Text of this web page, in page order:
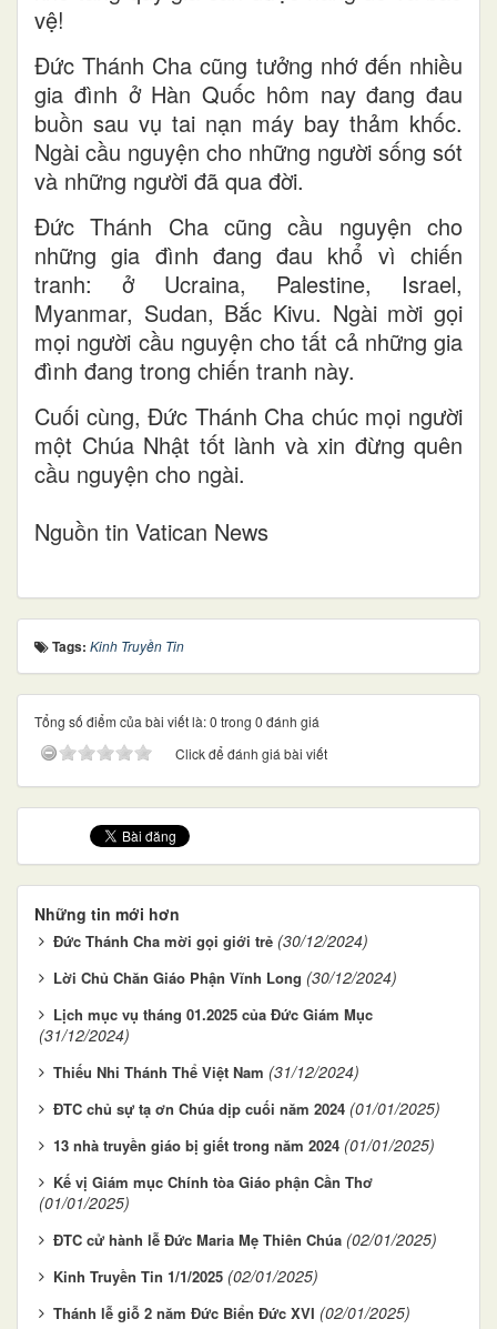
vệ!
Đức Thánh Cha cũng tưởng nhớ đến nhiều
gia đình ở Hàn Quốc hôm nay đang đau
buồn sau vụ tai nạn máy bay thảm khốc.
Ngài cầu nguyện cho những người sống sót
và những người đã qua đời.
Đức Thánh Cha cũng cầu nguyện cho
những gia đình đang đau khổ vì chiến
tranh: ở Ucraina, Palestine, Israel,
Myanmar, Sudan, Bắc Kivu. Ngài mời gọi
mọi người cầu nguyện cho tất cả những gia
đình đang trong chiến tranh này.
Cuối cùng, Đức Thánh Cha chúc mọi người
một Chúa Nhật tốt lành và xin đừng quên
cầu nguyện cho ngài.
Nguồn tin Vatican News
Tags: Kinh Truyền Tin
Tổng số điểm của bài viết là: 0 trong 0 đánh giá
Click để đánh giá bài viết
Những tin mới hơn
Đức Thánh Cha mời gọi giới trẻ (30/12/2024)
Lời Chủ Chăn Giáo Phận Vĩnh Long (30/12/2024)
Lịch mục vụ tháng 01.2025 của Đức Giám Mục
(31/12/2024)
Thiếu Nhi Thánh Thể Việt Nam (31/12/2024)
ĐTC chủ sự tạ ơn Chúa dịp cuối năm 2024 (01/01/2025)
13 nhà truyền giáo bị giết trong năm 2024 (01/01/2025)
Kế vị Giám mục Chính tòa Giáo phận Cần Thơ
(01/01/2025)
ĐTC cử hành lễ Đức Maria Mẹ Thiên Chúa (02/01/2025)
Kinh Truyền Tin 1/1/2025 (02/01/2025)
Thánh lễ giỗ 2 năm Đức Biển Đức XVI (02/01/2025)